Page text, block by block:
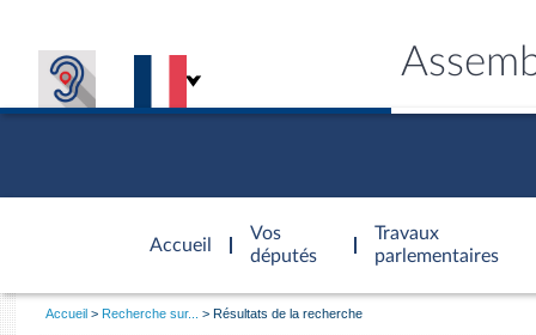
Accueil
d'accueil
Vos
députés
Travaux
parlementaires
Vous
Accueil Recherche sur... Résultats de la recherche